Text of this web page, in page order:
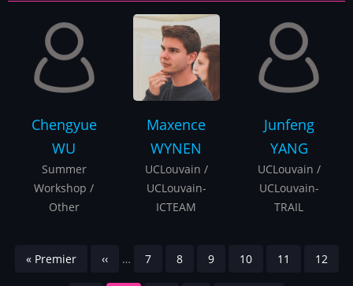
Chengyue
WU
Summer
Workshop /
Other
Maxence
WYNEN
UCLouvain /
UCLouvain-
ICTEAM
Junfeng
YANG
UCLouvain /
UCLouvain-
TRAIL
Première
« Premier
Page
‹‹ … Page
7 Page
8 Page
9 Page
10 Page
11 Page
12